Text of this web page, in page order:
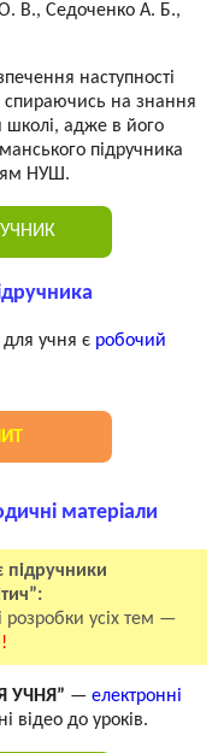
В., Седоченко А. Б.,
наступності
спираючись на знання
школі, адже в його
підручника
НУШ.
учня є робочий
матеріали
підручники
розробки усіх тем —
УЧНЯ” — електронні
відео до уроків.